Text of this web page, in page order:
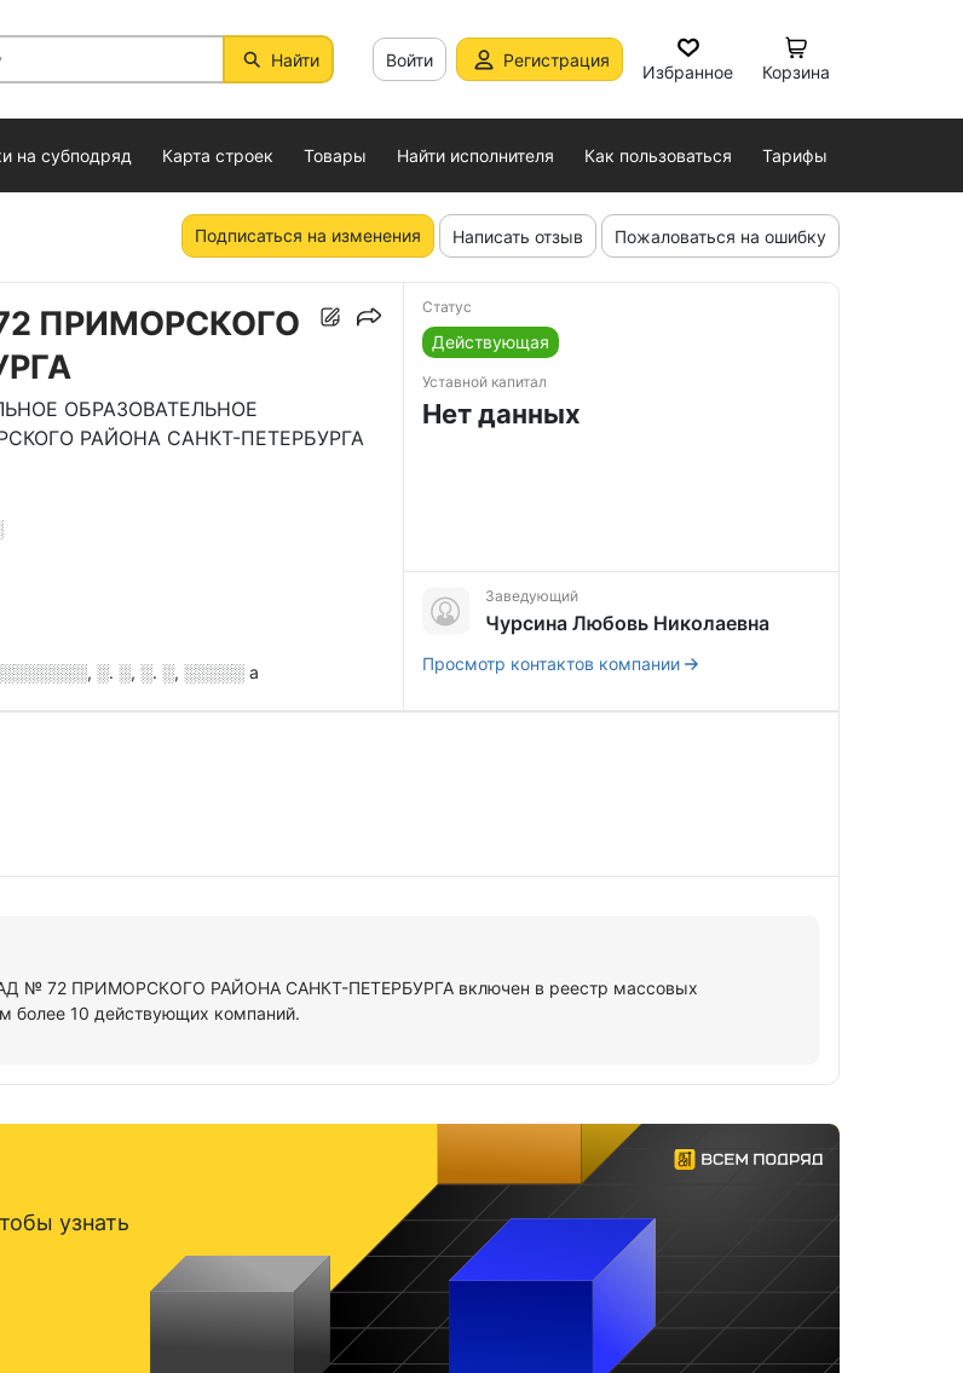
Найти Войти Регистрация
Избранное Корзина
на субподряд Карта строек Товары Найти исполнителя Как пользоваться Тарифы
Подписаться на изменения Написать отзыв Пожаловаться на ошибку
ПРИМОРСКОГО
ОБРАЗОВАТЕЛЬНОЕ
РАЙОНА САНКТ-ПЕТЕРБУРГА
░. ░, ░. ░, ░░░░░ а
Статус
Действующая
Уставной капитал
Нет данных
Заведующий
Чурсина Любовь Николаевна
Просмотр контактов компании
№ 72 ПРИМОРСКОГО РАЙОНА САНКТ-ПЕТЕРБУРГА включен в реестр массовых
более 10 действующих компаний.
узнать